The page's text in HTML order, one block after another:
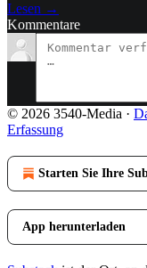
Lesen →
Kommentare
© 2026 3540-Media ·
Erfassung
Starten Sie Ihre
App herunterladen